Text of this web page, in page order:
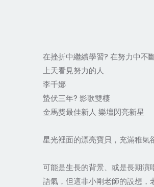
在挫折中繼續學習? 在努力中不
上天看見努力的人
李千娜
蟄伏三年? 影歌雙棲
金馬獎最佳新人 樂壇閃亮新星
星光裡面的漂亮寶貝，充滿稚氣
可能是生長的背景、或是長期
語氣，但這非小剛老師的設想